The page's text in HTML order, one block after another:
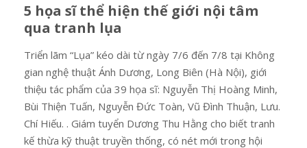
5 họa sĩ thể hiện thế giới nội tâm
qua tranh lụa
Triển lãm “Lụa” kéo dài từ ngày 7/6 đến 7/8 tại Không
gian nghệ thuật Ánh Dương, Long Biên (Hà Nội), giới
thiệu tác phẩm của 39 họa sĩ: Nguyễn Thị Hoàng Minh,
Bùi Thiện Tuấn, Nguyễn Đức Toàn, Vũ Đình Thuận, Lưu.
Chí Hiếu. . Giám tuyển Dương Thu Hằng cho biết tranh
kế thừa kỹ thuật truyền thống, có nét mới trong hội